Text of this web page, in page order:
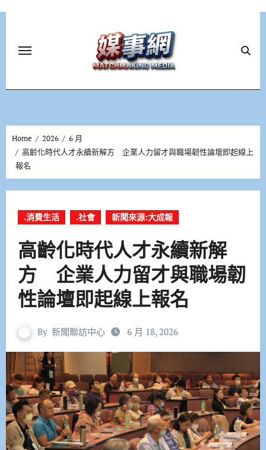
Home 2026
6 月
高齡化時代人才永續新解方 企業人力留才與職場韌性論壇即起線上
報名
.消費生活 .社會 新聞來源:大成報
高齡化時代人才永續新解
方 企業人力留才與職場韌
性論壇即起線上報名
By 新聞聯訪中心 6 月 18, 2026